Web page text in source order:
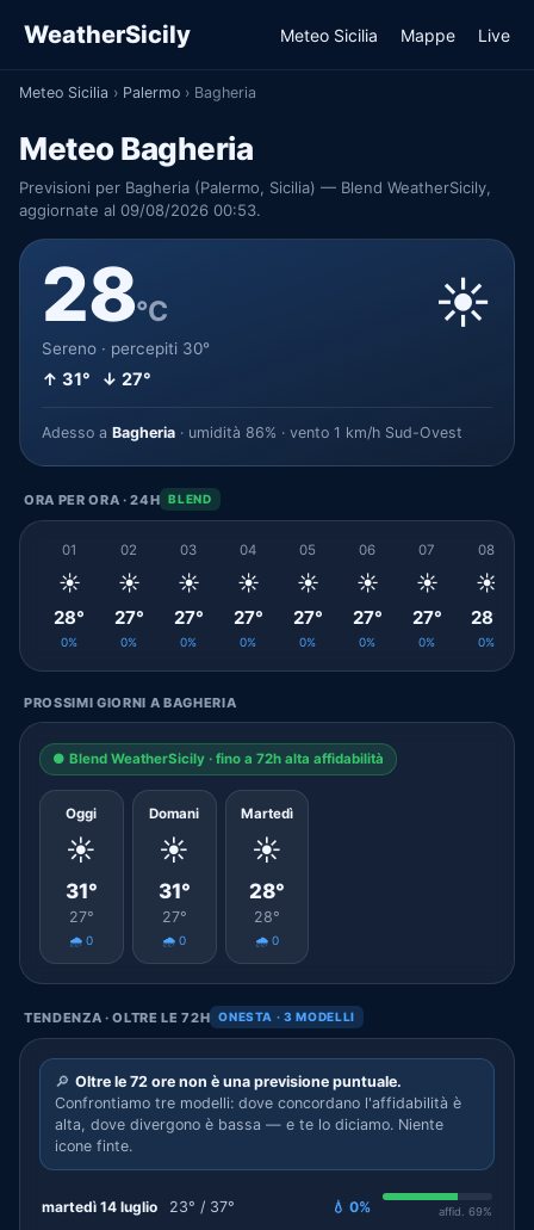
WeatherSicily Meteo Sicilia Mappe Live
Meteo Sicilia › Palermo › Bagheria
Meteo Bagheria
Previsioni per Bagheria (Palermo, Sicilia) — Blend WeatherSicily,
aggiornate al 09/08/2026 00:53.
28°C
Sereno · percepiti 30°
↑ 31° ↓ 27°
☀️
Adesso a Bagheria · umidità 86% · vento 1 km/h Sud-Ovest
ORA PER ORA · 24H BLEND
01
☀️
28°
0%
02
☀️
27°
0%
03
☀️
27°
0%
04
☀️
27°
0%
05
☀️
27°
0%
06
☀️
27°
0%
07
☀️
27°
0%
08
☀️
28°
0%
PROSSIMI GIORNI A BAGHERIA
● Blend WeatherSicily · fino a 72h alta affidabilità
Oggi
☀️
31°
27°
🌧️ 0
Domani
☀️
31°
27°
🌧️ 0
Martedì
☀️
28°
28°
🌧️ 0
TENDENZA · OLTRE LE 72H ONESTA · 3 MODELLI
🔎 Oltre le 72 ore non è una previsione puntuale.
Confrontiamo tre modelli: dove concordano l'affidabilità è
alta, dove divergono è bassa — e te lo diciamo. Niente
icone finte.
martedì 14 luglio 23° / 37° 💧 0% affid. 69%